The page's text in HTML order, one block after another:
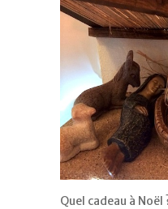
Quel cadeau à Noël